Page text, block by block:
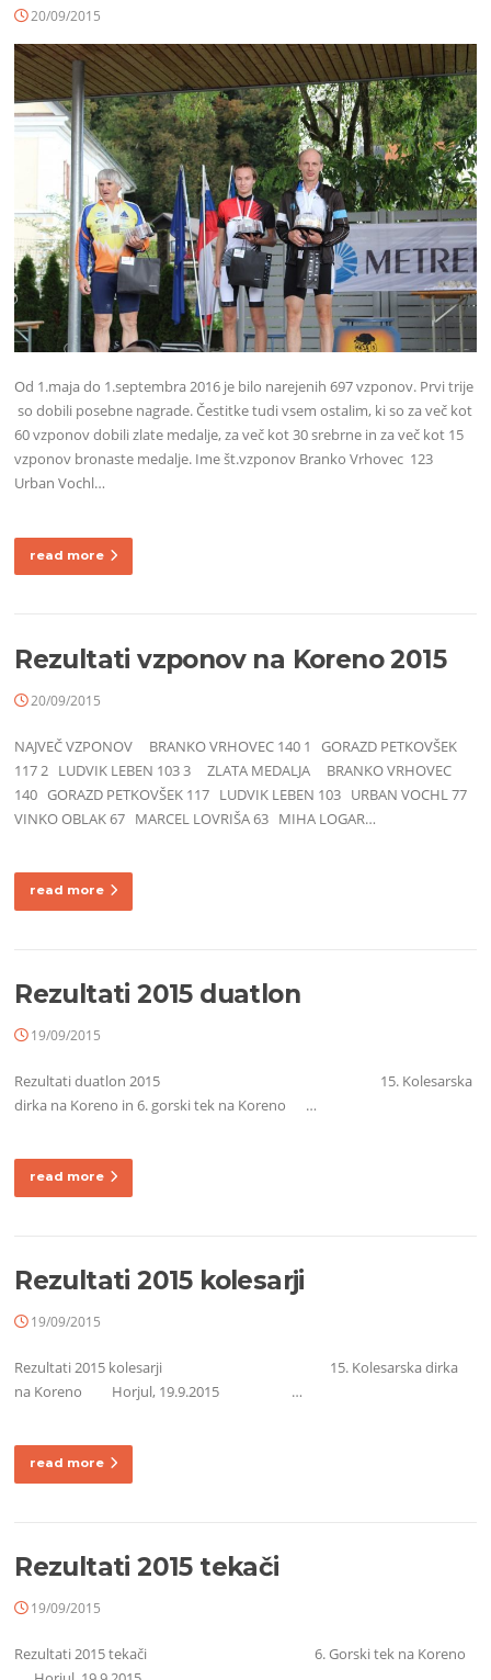
20/09/2015
Od 1.maja do 1.septembra 2016 je bilo narejenih 697 vzponov. Prvi trije
so dobili posebne nagrade. Čestitke tudi vsem ostalim, ki so za več kot
60 vzponov dobili zlate medalje, za več kot 30 srebrne in za več kot 15
vzponov bronaste medalje. Ime št.vzponov Branko Vrhovec 123
Urban Vochl…
read more
Rezultati vzponov na Koreno 2015
20/09/2015
NAJVEČ VZPONOV BRANKO VRHOVEC 140 1 GORAZD PETKOVŠEK
117 2 LUDVIK LEBEN 103 3 ZLATA MEDALJA BRANKO VRHOVEC
140 GORAZD PETKOVŠEK 117 LUDVIK LEBEN 103 URBAN VOCHL 77
VINKO OBLAK 67 MARCEL LOVRIŠA 63 MIHA LOGAR…
read more
Rezultati 2015 duatlon
19/09/2015
Rezultati duatlon 2015 15. Kolesarska
dirka na Koreno in 6. gorski tek na Koreno …
read more
Rezultati 2015 kolesarji
19/09/2015
Rezultati 2015 kolesarji 15. Kolesarska dirka
na Koreno Horjul, 19.9.2015 …
read more
Rezultati 2015 tekači
19/09/2015
Rezultati 2015 tekači 6. Gorski tek na Koreno